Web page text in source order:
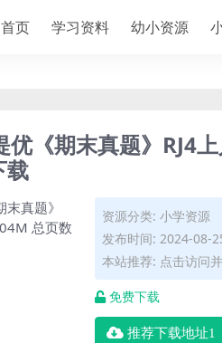
首页 学习资料 幼小资源
优《期末真题》RJ4
载
资源分类: 小学资源
发布时间: 2024-08-
本站推荐: 点击访问
免费下载
推荐下载地址1